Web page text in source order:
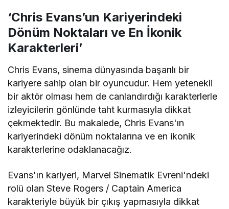
‘Chris Evans’un Kariyerindeki
Dönüm Noktaları ve En İkonik
Karakterleri’
Chris Evans, sinema dünyasında başarılı bir
kariyere sahip olan bir oyuncudur. Hem yetenekli
bir aktör olması hem de canlandırdığı karakterlerle
izleyicilerin gönlünde taht kurmasıyla dikkat
çekmektedir. Bu makalede, Chris Evans'ın
kariyerindeki dönüm noktalarına ve en ikonik
karakterlerine odaklanacağız.
Evans'ın kariyeri, Marvel Sinematik Evreni'ndeki
rolü olan Steve Rogers / Captain America
karakteriyle büyük bir çıkış yapmasıyla dikkat